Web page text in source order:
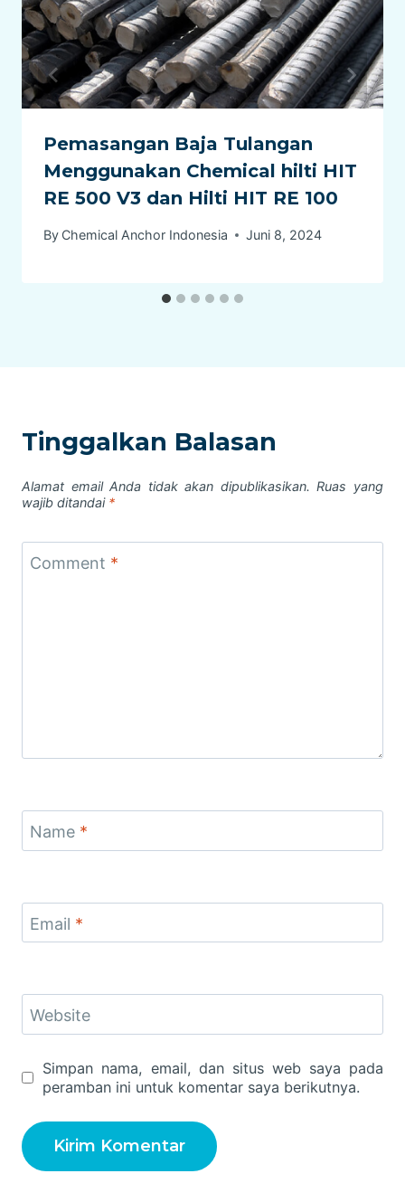
Pemasangan Baja Tulangan
Menggunakan Chemical hilti HIT
RE 500 V3 dan Hilti HIT RE 100
By Chemical Anchor Indonesia Juni 8, 2024
Tinggalkan Balasan
Alamat email Anda tidak akan dipublikasikan. Ruas yang
wajib ditandai *
Comment *
Name *
Email *
Website
Simpan nama, email, dan situs web saya pada
peramban ini untuk komentar saya berikutnya.